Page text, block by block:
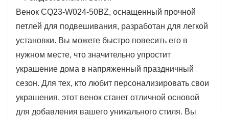
праздничных сезонов. Экологичный дизайн
позволяет использовать его повторно, что
делает его ответственным выбором для
сезонного украшения. Модель CQ23-W024-
50BZ сочетает в себе стиль и практичность,
позволяя вам отпраздновать праздники с
элегантностью и заботой об окружающей
среде.
Венок CQ23-W024-50BZ, оснащенный прочной
петлей для подвешивания, разработан для легкой
установки. Вы можете быстро повесить его в
нужном месте, что значительно упростит
украшение дома в напряженный праздничный
сезон. Для тех, кто любит персонализировать свои
украшения, этот венок станет отличной основой
для добавления вашего уникального стиля. Вы